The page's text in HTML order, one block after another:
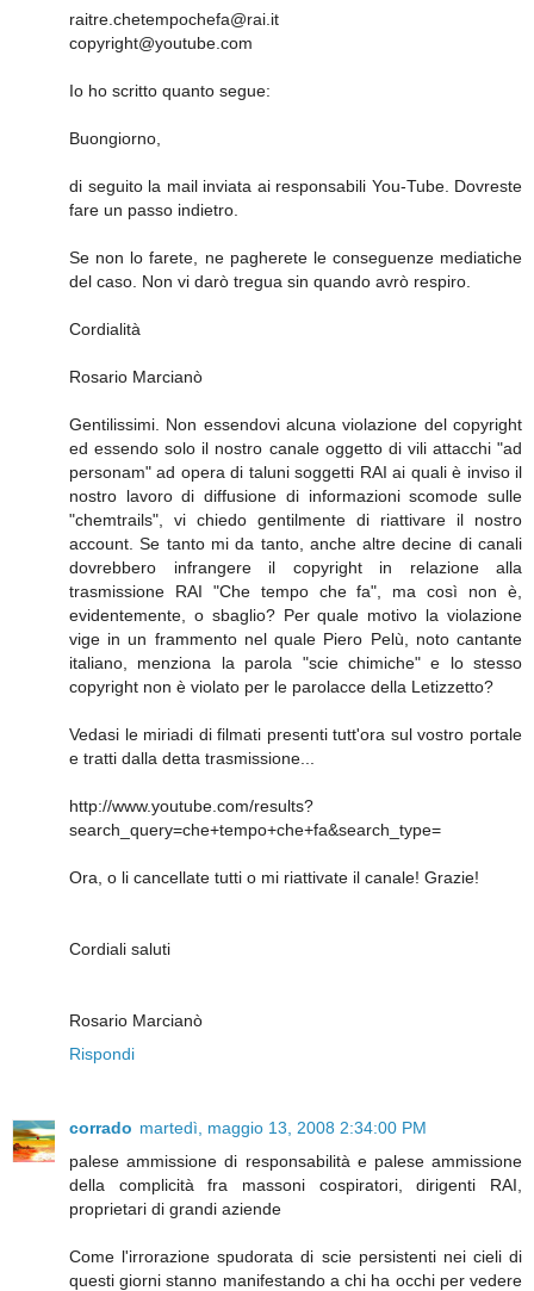
raitre.chetempochefa@rai.it
copyright@youtube.com
Io ho scritto quanto segue:
Buongiorno,
di seguito la mail inviata ai responsabili You-Tube. Dovreste
fare un passo indietro.
Se non lo farete, ne pagherete le conseguenze mediatiche
del caso. Non vi darò tregua sin quando avrò respiro.
Cordialità
Rosario Marcianò
Gentilissimi. Non essendovi alcuna violazione del copyright
ed essendo solo il nostro canale oggetto di vili attacchi "ad
personam" ad opera di taluni soggetti RAI ai quali è inviso il
nostro lavoro di diffusione di informazioni scomode sulle
"chemtrails", vi chiedo gentilmente di riattivare il nostro
account. Se tanto mi da tanto, anche altre decine di canali
dovrebbero infrangere il copyright in relazione alla
trasmissione RAI "Che tempo che fa", ma così non è,
evidentemente, o sbaglio? Per quale motivo la violazione
vige in un frammento nel quale Piero Pelù, noto cantante
italiano, menziona la parola "scie chimiche" e lo stesso
copyright non è violato per le parolacce della Letizzetto?
Vedasi le miriadi di filmati presenti tutt'ora sul vostro portale
e tratti dalla detta trasmissione...
http://www.youtube.com/results?
search_query=che+tempo+che+fa&search_type=
Ora, o li cancellate tutti o mi riattivate il canale! Grazie!
Cordiali saluti
Rosario Marcianò
Rispondi
corrado martedì, maggio 13, 2008 2:34:00 PM
palese ammissione di responsabilità e palese ammissione
della complicità fra massoni cospiratori, dirigenti RAI,
proprietari di grandi aziende
Come l'irrorazione spudorata di scie persistenti nei cieli di
questi giorni stanno manifestando a chi ha occhi per vedere